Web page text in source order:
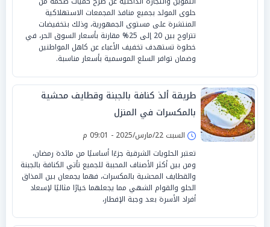
حلوى المولد بجميع منافذ المجمعات الاستهلاكية
المنتشرة على مستوى الجمهورية، وذلك بتخفيضات
تتراوح بين 20 إلى 25% مقارنة بأسعار السوق الحر، في
خطوة تستهدف تخفيف الأعباء عن كاهل المواطنين
وضمان توافر السلع الموسمية بأسعار مناسبة.
طريقة ألذ كنافة بالجبنة وقطايف محشية
بالمكسرات في المنزل
السبت 22/مارس/2025 - 09:01 م
تعتبر الحلويات الشرقية جزءًا أساسيًا من مائدة رمضان،
ومن بين أكثر الأصناف المحببة للجميع تأتي الكنافة بالجبنة
والقطايف المحشية بالمكسرات، فهما يجمعان بين المذاق
الحلو والقوام الشهي مما يجعلهما خيارًا مثاليًا لإسعاد
أفراد الأسرة بعد وجبة الإفطار،